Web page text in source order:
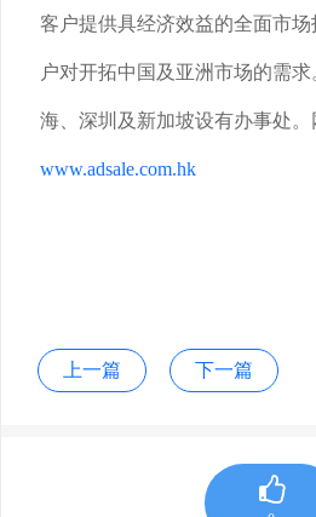
客户提供具经济效益的全面市
户对开拓中国及亚洲市场的需
海、深圳及新加坡设有办事处。
www.adsale.com.hk
上一篇 下一篇